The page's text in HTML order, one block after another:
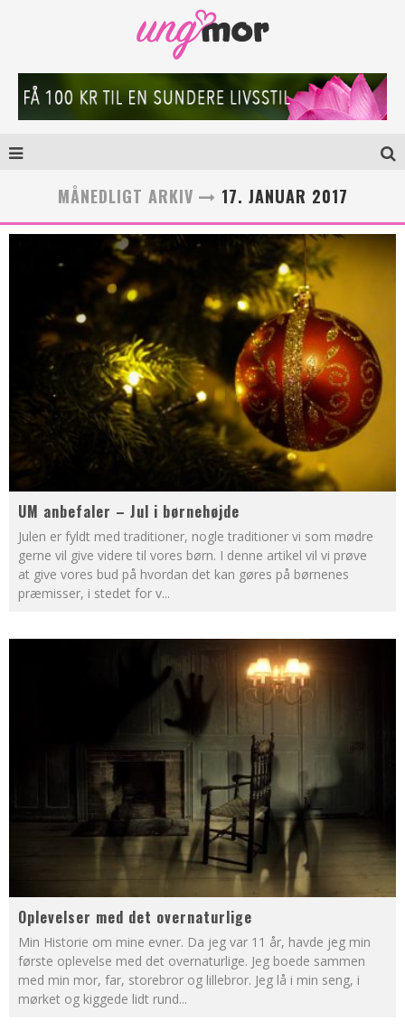
MÅNEDLIGT ARKIV 17. JANUAR 2017
UM anbefaler – Jul i børnehøjde
Julen er fyldt med traditioner, nogle traditioner vi som mødre
gerne vil give videre til vores børn. I denne artikel vil vi prøve
at give vores bud på hvordan det kan gøres på børnenes
præmisser, i stedet for v...
Oplevelser med det overnaturlige
Min Historie om mine evner. Da jeg var 11 år, havde jeg min
første oplevelse med det overnaturlige. Jeg boede sammen
med min mor, far, storebror og lillebror. Jeg lå i min seng, i
mørket og kiggede lidt rund...